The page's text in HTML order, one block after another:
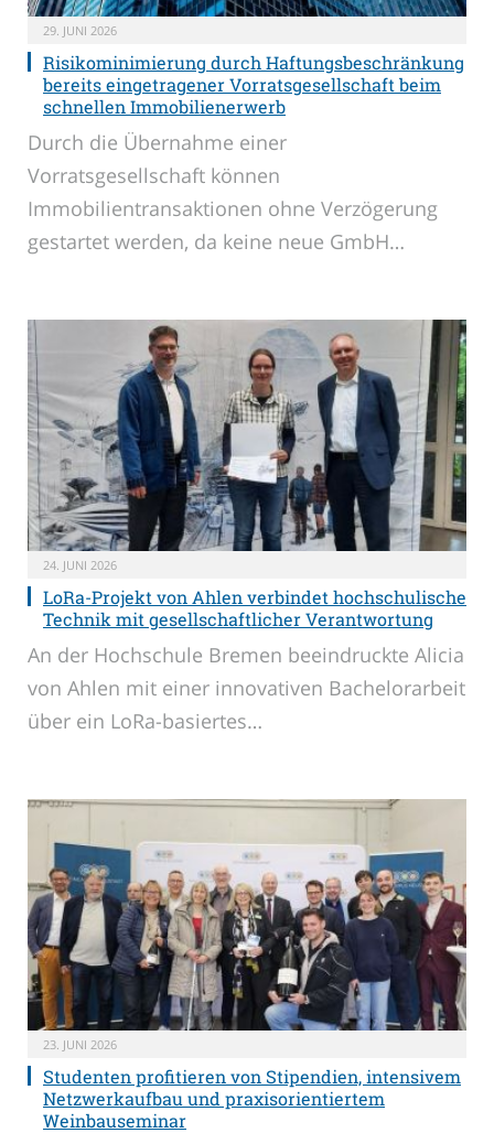
29. JUNI 2026
Risikominimierung durch Haftungsbeschränkung
bereits eingetragener Vorratsgesellschaft beim
schnellen Immobilienerwerb
Durch die Übernahme einer
Vorratsgesellschaft können
Immobilientransaktionen ohne Verzögerung
gestartet werden, da keine neue GmbH…
24. JUNI 2026
LoRa-Projekt von Ahlen verbindet hochschulische
Technik mit gesellschaftlicher Verantwortung
An der Hochschule Bremen beeindruckte Alicia
von Ahlen mit einer innovativen Bachelorarbeit
über ein LoRa-basiertes…
23. JUNI 2026
Studenten profitieren von Stipendien, intensivem
Netzwerkaufbau und praxisorientiertem
Weinbauseminar